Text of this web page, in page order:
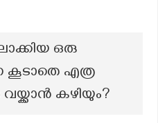
ഒരു
കൂടാതെ എത്ര
കഴിയും?